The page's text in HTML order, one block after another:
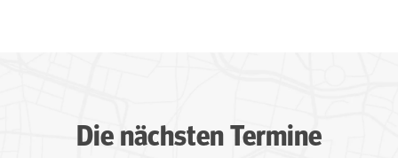
Die nächsten Termine